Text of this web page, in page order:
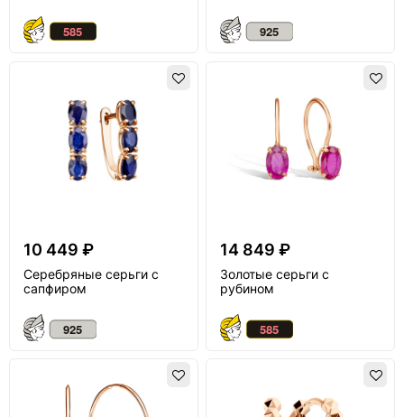
10 449 ₽
Серебряные серьги с
сапфиром
14 849 ₽
Золотые серьги с
рубином